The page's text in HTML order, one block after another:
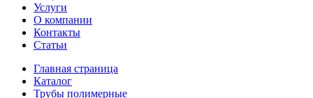
Услуги
О компании
Контакты
Статьи
Главная страница
Каталог
Трубы полимерные